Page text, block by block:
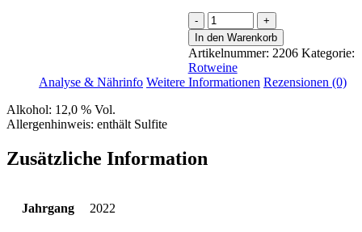
Dornfelder
Menge
In den Warenkorb
Artikelnummer: 2206 Kategorie:
Rotweine
Analyse & Nährinfo Weitere Informationen Rezensionen (0)
Alkohol: 12,0 % Vol.
Allergenhinweis: enthält Sulfite
Zusätzliche Information
Jahrgang 2022